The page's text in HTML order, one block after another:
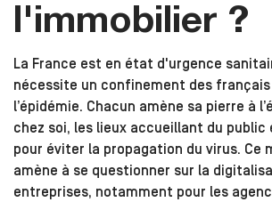
l'immobilier ?
La France est en état d'urgence
nécessite un confinement des
l’épidémie. Chacun amène sa pierre à
chez soi, les lieux accueillant du
pour éviter la propagation du virus. Ce
amène à se questionner sur la
entreprises, notamment pour les